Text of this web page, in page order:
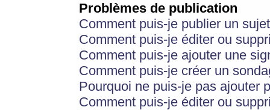
Problèmes de publication
Comment puis-je publier un
Comment puis-je éditer ou
Comment puis-je ajouter une
Comment puis-je créer un
Pourquoi ne puis-je pas ajouter
Comment puis-je éditer ou